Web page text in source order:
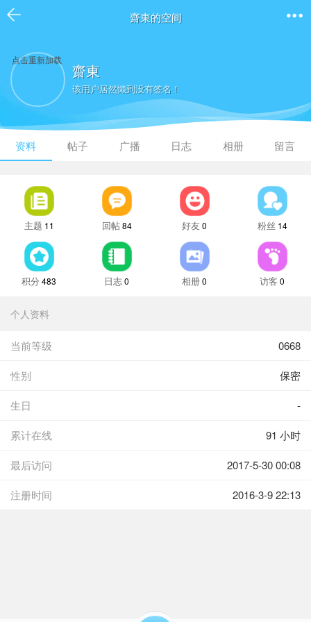
齋東的空间
点击重新加载
齋東
该用户居然懒到没有签名！
资料 帖子 广播 日志 相册 留言
主题 11 回帖 84 好友0 粉丝 14
积分 483 日志0 相册0 访客 0
个人资料
当前等级 0668
性别 保密
生日 -
累计在线 91 小时
最后访问 2017-5-30 00:08
注册时间 2016-3-9 22:13